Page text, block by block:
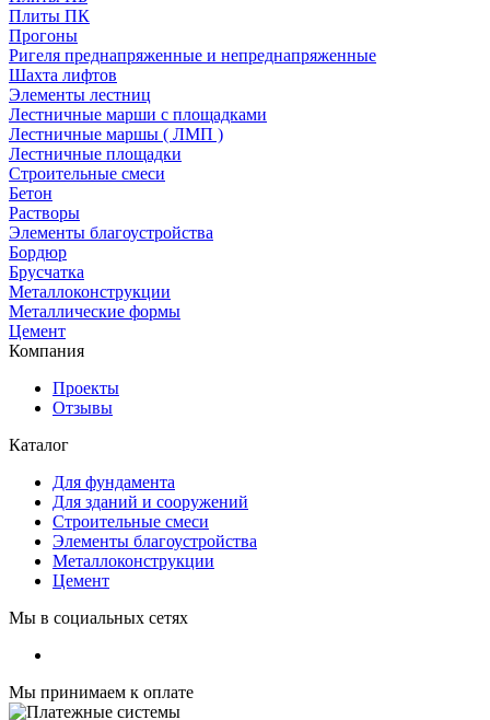
Плиты ПК
Прогоны
Ригеля преднапряженные и непреднапряженные
Шахта лифтов
Элементы лестниц
Лестничные марши с площадками
Лестничные маршы ( ЛМП )
Лестничные площадки
Строительные смеси
Бетон
Растворы
Элементы благоустройства
Бордюр
Брусчатка
Металлоконструкции
Металлические формы
Цемент
Компания
Проекты
Отзывы
Каталог
Для фундамента
Для зданий и сооружений
Строительные смеси
Элементы благоустройства
Металлоконструкции
Цемент
Мы в социальных сетях
Мы принимаем к оплате